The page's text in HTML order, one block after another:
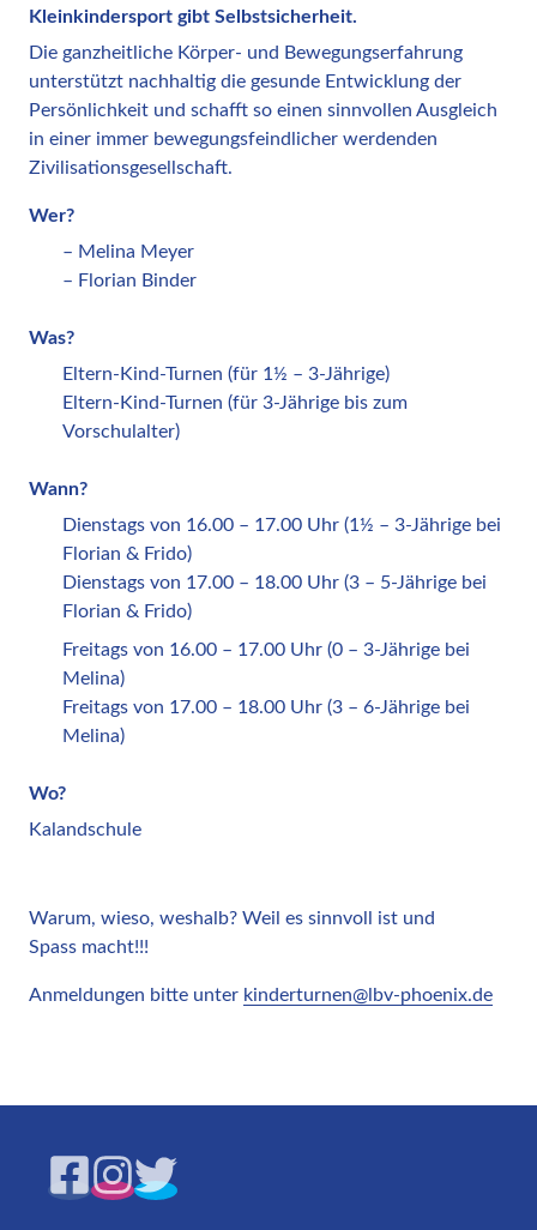
Kleinkindersport gibt Selbstsicherheit.
Die ganzheitliche Körper- und Bewegungserfahrung
unterstützt nachhaltig die gesunde Entwicklung der
Persönlichkeit und schafft so einen sinnvollen Ausgleich
in einer immer bewegungsfeindlicher werdenden
Zivilisationsgesellschaft.
Wer?
– Melina Meyer
– Florian Binder
Was?
Eltern-Kind-Turnen (für 1½ – 3-Jährige)
Eltern-Kind-Turnen (für 3-Jährige bis zum
Vorschulalter)
Wann?
Dienstags von 16.00 – 17.00 Uhr (1½ – 3-Jährige bei
Florian & Frido)
Dienstags von 17.00 – 18.00 Uhr (3 – 5-Jährige bei
Florian & Frido)
Freitags von 16.00 – 17.00 Uhr (0 – 3-Jährige bei
Melina)
Freitags von 17.00 – 18.00 Uhr (3 – 6-Jährige bei
Melina)
Wo?
Kalandschule
Warum, wieso, weshalb? Weil es sinnvoll ist und
Spass macht!!!
Anmeldungen bitte unter kinderturnen@lbv-phoenix.de